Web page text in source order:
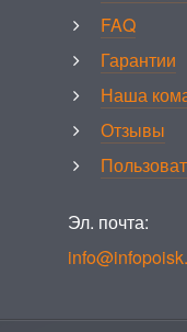
FAQ
Гарантии
Наша
Отзывы
Эл. почта: